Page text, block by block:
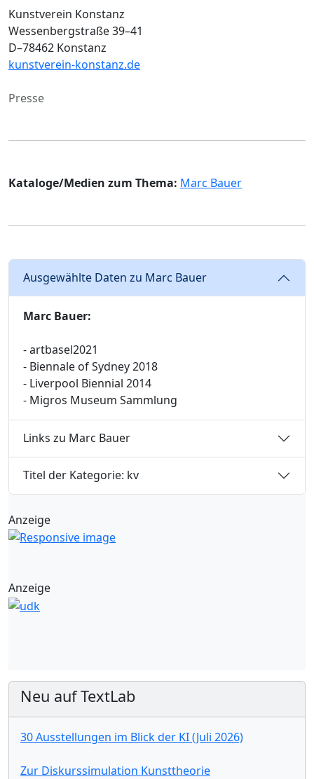
Kunstverein Konstanz
Wessenbergstraße 39–41
D–78462 Konstanz
kunstverein-konstanz.de
Presse
Kataloge/Medien zum Thema: Marc Bauer
Ausgewählte Daten zu Marc Bauer
Marc Bauer:
- artbasel2021
- Biennale of Sydney 2018
- Liverpool Biennial 2014
- Migros Museum Sammlung
Links zu Marc Bauer
Titel der Kategorie: kv
Anzeige
Anzeige
Neu auf TextLab
30 Ausstellungen im Blick der KI (Juli 2026)
Zur Diskurssimulation Kunsttheorie